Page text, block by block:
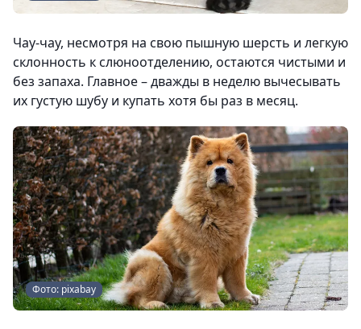
Чау-чау, несмотря на свою пышную шерсть и легкую
склонность к слюноотделению, остаются чистыми и
без запаха. Главное – дважды в неделю вычесывать
их густую шубу и купать хотя бы раз в месяц.
Фото: pixabay